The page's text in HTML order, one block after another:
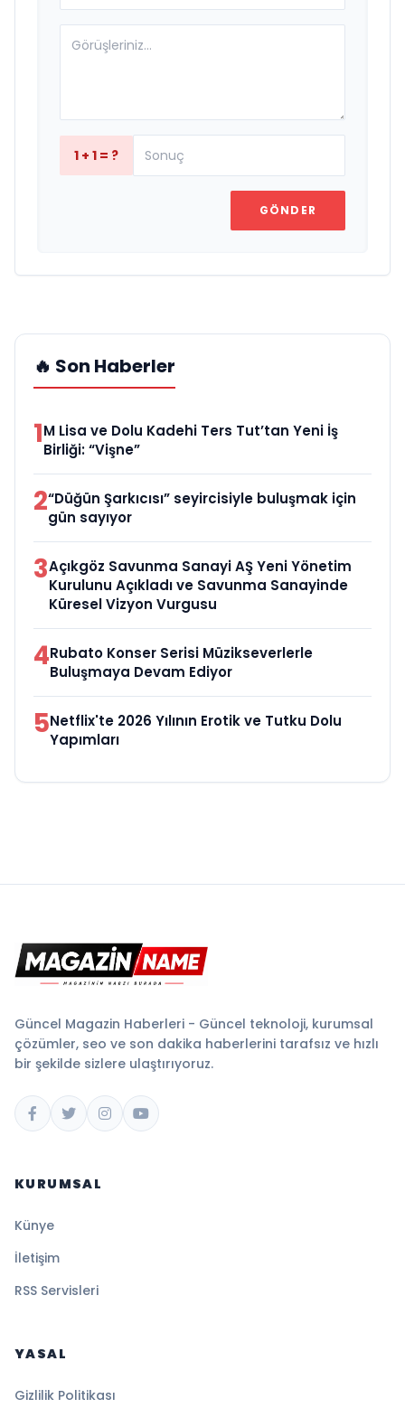
1 + 1 = ?
GÖNDER
🔥 Son Haberler
1M Lisa ve Dolu Kadehi Ters Tut’tan Yeni İş
Birliği: “Vişne”
2“Düğün Şarkıcısı” seyircisiyle buluşmak için
gün sayıyor
3Açıkgöz Savunma Sanayi AŞ Yeni Yönetim
Kurulunu Açıkladı ve Savunma Sanayinde
Küresel Vizyon Vurgusu
4Rubato Konser Serisi Müzikseverlerle
Buluşmaya Devam Ediyor
5Netflix'te 2026 Yılının Erotik ve Tutku Dolu
Yapımları
Güncel Magazin Haberleri - Güncel teknoloji, kurumsal
çözümler, seo ve son dakika haberlerini tarafsız ve hızlı
bir şekilde sizlere ulaştırıyoruz.
KURUMSAL
Künye
İletişim
RSS Servisleri
YASAL
Gizlilik Politikası